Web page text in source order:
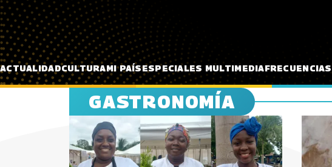
Pasar al contenido principal
ACTUALIDADCULTURAMI PAÍSESPECIALES MULTIMEDIAFRECUENCIAS
GASTRONOMÍA